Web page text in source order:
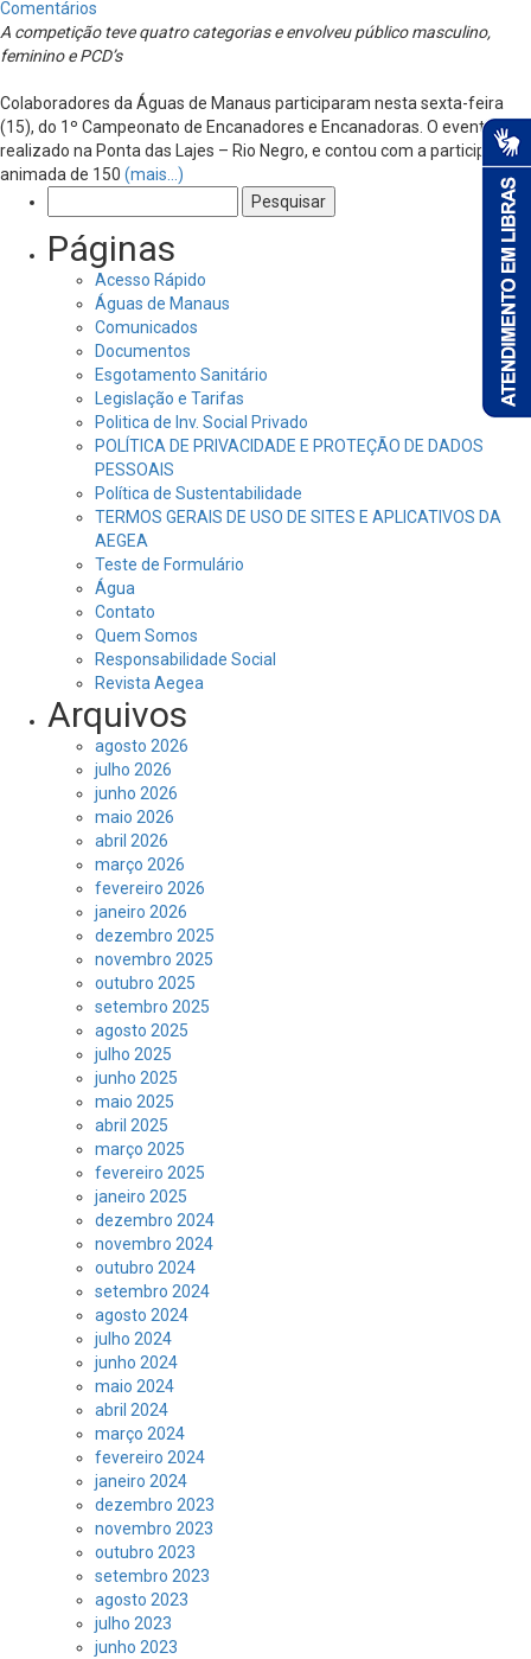
Comentários
A competição teve quatro categorias e envolveu público masculino,
feminino e PCD’s
Colaboradores da Águas de Manaus participaram nesta sexta-feira
(15), do 1º Campeonato de Encanadores e Encanadoras. O evento foi
realizado na Ponta das Lajes – Rio Negro, e contou com a participação
animada de 150 (mais…)
por:
Páginas
Acesso Rápido
Águas de Manaus
Comunicados
Documentos
Esgotamento Sanitário
Legislação e Tarifas
Politica de Inv. Social Privado
POLÍTICA DE PRIVACIDADE E PROTEÇÃO DE DADOS
PESSOAIS
Política de Sustentabilidade
TERMOS GERAIS DE USO DE SITES E APLICATIVOS DA
AEGEA
Teste de Formulário
Água
Contato
Quem Somos
Responsabilidade Social
Revista Aegea
Arquivos
agosto 2026
julho 2026
junho 2026
maio 2026
abril 2026
março 2026
fevereiro 2026
janeiro 2026
dezembro 2025
novembro 2025
outubro 2025
setembro 2025
agosto 2025
julho 2025
junho 2025
maio 2025
abril 2025
março 2025
fevereiro 2025
janeiro 2025
dezembro 2024
novembro 2024
outubro 2024
setembro 2024
agosto 2024
julho 2024
junho 2024
maio 2024
abril 2024
março 2024
fevereiro 2024
janeiro 2024
dezembro 2023
novembro 2023
outubro 2023
setembro 2023
agosto 2023
julho 2023
junho 2023